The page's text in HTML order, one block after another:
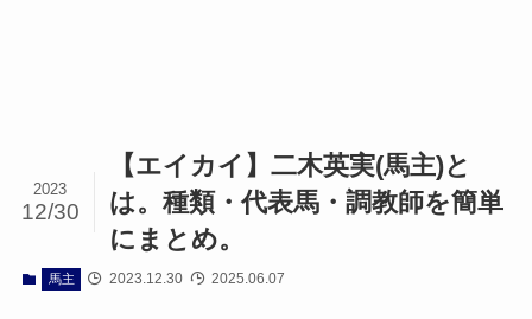
【エイカイ】二木英実(馬主)と
は。種類・代表馬・調教師を簡単
にまとめ。
2023
12/30
馬主 2023.12.30 2025.06.07